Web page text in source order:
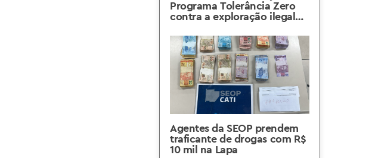
Programa Tolerância Zero
contra a exploração ilegal
carioca
Agentes da SEOP prendem
traficante de drogas com R$
10 mil na Lapa